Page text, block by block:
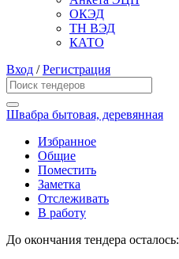
ОКЭД
ТН ВЭД
КАТО
Вход /Регистрация
Швабра бытовая, деревянная
Избранное
Общие
Поместить
Заметка
Отслеживать
В работу
До окончания тендера осталось: